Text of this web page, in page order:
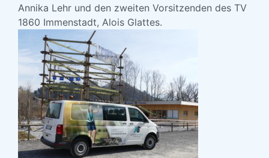
Annika Lehr und den zweiten Vorsitzenden des TV
1860 Immenstadt, Alois Glattes.